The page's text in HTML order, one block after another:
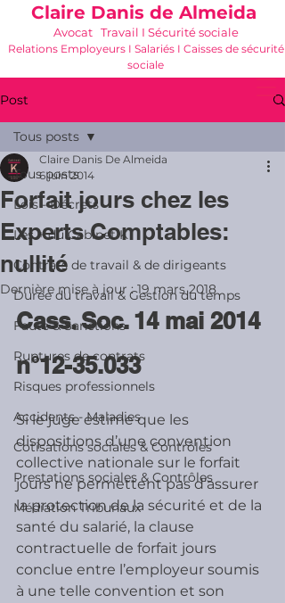
Claire Danis de Almeida
Avocat Travail I Sécurité sociale
Relations Employeurs I Salariés I Caisses de sécurité
sociale
Post
Tous posts
Lois - Décrets
Les + du Cabinet K
Contrats de travail & de dirigeants
Durée du travail & Gestion du temps
Faute & Sanctions
Ruptures de contrats
Risques professionnels
Accidents - Maladies
Cotisations sociales & Contrôles
Prestations sociales & Contrôles
Médiation Tribunaux
Tous posts
Forfait jours chez les
Experts Comptables:
nullité
Claire Danis De Almeida
6 juin 2014
Dernière mise à jour :19 mars 2018
Cass. Soc. 14 mai 2014
n°12-35.033
Si le juge estime que les
dispositions d’une convention
collective nationale sur le forfait
jours ne permettent pas d’assurer
la protection de la sécurité et de la
santé du salarié, la clause
contractuelle de forfait jours
conclue entre l’employeur soumis
à une telle convention et son